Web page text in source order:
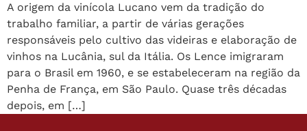
A origem da vinícola Lucano vem da tradição do
trabalho familiar, a partir de várias gerações
responsáveis pelo cultivo das videiras e elaboração de
vinhos na Lucânia, sul da Itália. Os Lence imigraram
para o Brasil em 1960, e se estabeleceram na região da
Penha de França, em São Paulo. Quase três décadas
depois, em […]